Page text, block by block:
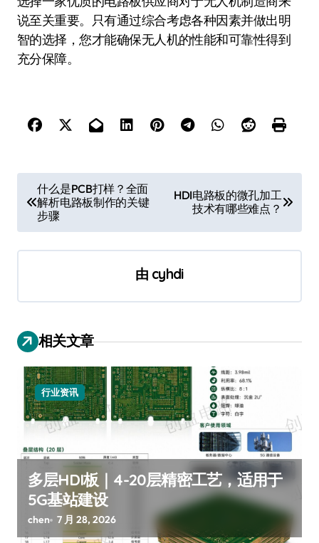
说至关重要。只有通过综合考虑各种因素并做出明
智的选择，您才能确保无人机的性能和可靠性得到
充分保障。
章
导
航
什么是PCB打样？全面
解析电路板制作的关键
步骤
HDI电路板的微孔加工
技术有哪些难点？
由 cyhdi
相关文章
行业资讯
多层HDI板｜4-20层精密工艺，适用于
5G基站建设
chen 7 月 28, 2026